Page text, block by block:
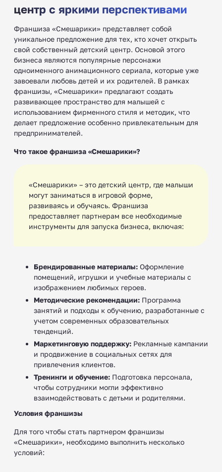
центр с яркими перспективами
Франшиза «Смешарики» представляет собой
уникальное предложение для тех, кто хочет открыть
свой собственный детский центр. Основой этого
бизнеса являются популярные персонажи
одноименного анимационного сериала, которые уже
завоевали любовь детей и их родителей. В рамках
франшизы, «Смешарики» предлагают создать
развивающее пространство для малышей с
использованием фирменного стиля и методик, что
делает предложение особенно привлекательным для
предпринимателей.
Что такое франшиза «Смешарики»?
«Смешарики» – это детский центр, где малыши
могут заниматься в игровой форме,
развиваясь и обучаясь. Франшиза
предоставляет партнерам все необходимые
инструменты для запуска бизнеса, включая:
Брендированные материалы: Оформление
помещений, игрушки и учебные материалы с
изображением любимых героев.
Методические рекомендации: Программа
занятий и подходы к обучению, разработанные с
учетом современных образовательных
тенденций.
Маркетинговую поддержку: Рекламные кампании
и продвижение в социальных сетях для
привлечения клиентов.
Тренинги и обучение: Подготовка персонала,
чтобы сотрудники могли эффективно
взаимодействовать с детьми и родителями.
Условия франшизы
Для того чтобы стать партнером франшизы
«Смешарики», необходимо выполнить несколько
условий: